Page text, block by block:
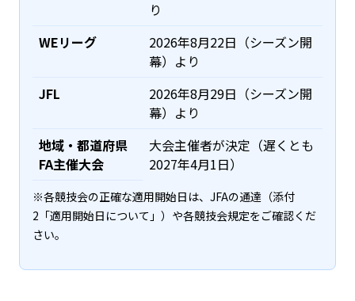
り
WEリーグ
2026年8月22日（シーズン開
幕）より
JFL
2026年8月29日（シーズン開
幕）より
地域・都道府県
FA主催大会
大会主催者が決定（遅くとも
2027年4月1日）
※各競技会の正確な適用開始日は、JFAの通達（添付
2「適用開始日について」）や各競技会規定をご確認くだ
さい。